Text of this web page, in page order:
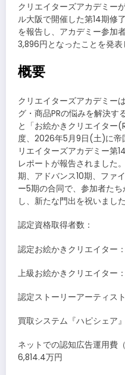
クリエイターズアカデミー
ル大阪で開催した第14期修
を報告し、アカデミー参加
3,896円となったことを発表
概要
クリエイターズアカデミー
グ・商品PRの悩みを解決
と「お絵かきクリエイター
度、2026年5月9日(土)に帝
リエイターズアカデミー第
レポートが報告されました
期、アドバンス10期、ファ
ー5期の合同で、参加者た
し、新たな門出を祝いました
認定資格取得者数：
認定お絵かきクリエイター
上級お絵かきクリエイター
認定ストーリーアーティス
買取システム『ハピシェア
ネットでの認知広告運用費
6,814.4万円